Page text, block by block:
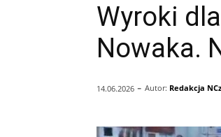
Wyroki
Nowaka.
14.06.2026 - Autor: Redakcja